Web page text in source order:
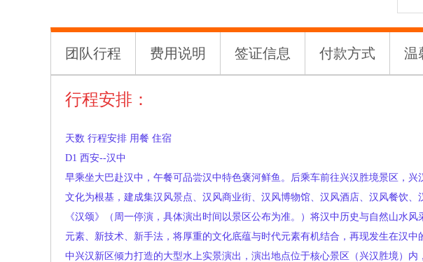
团队行程 费用说明 签证信息 付款方式 温
行程安排：
天数 行程安排 用餐 住宿
D1 西安--汉中
早乘坐大巴赴汉中，午餐可品尝汉中特色褒河鲜鱼。后乘车前往兴汉胜境景区，
文化为根基，建成集汉风景点、汉风商业街、汉风博物馆、汉风酒店、汉风餐饮
《汉颂》（周一停演，具体演出时间以景区公布为准。）将汉中历史与自然山水
元素、新技术、新手法，将厚重的文化底蕴与时代元素有机结合，再现发生在汉
中兴汉新区倾力打造的大型水上实景演出，演出地点位于核心景区（兴汉胜境）